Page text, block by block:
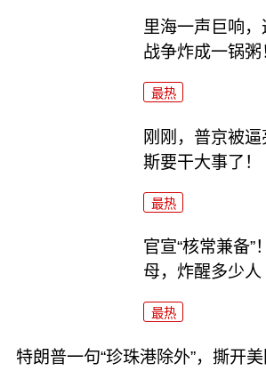
里海一声巨响
战争炸成一锅粥
最热
刚刚，普京被
斯要干大事了！
最热
官宣“核常兼备”
母，炸醒多少人
最热
特朗普一句“珍珠港除外”，撕开